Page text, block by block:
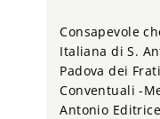
Consapevole
Italiana di S.
Padova dei
Conventuali -
Antonio Editrice